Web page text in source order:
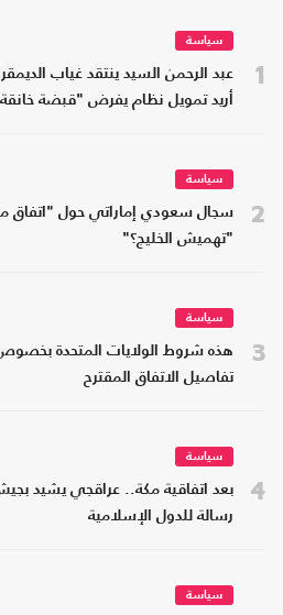
1
سياسة
عبد الرحمن السيد ينتقد غياب
أريد تمويل نظام يفرض "قبضة
2
سياسة
سجال سعودي إماراتي حول "اتفاق
"تهميش الخليج؟"
3
سياسة
هذه شروط الولايات المتحدة
تفاصيل الاتفاق المقترح
4
سياسة
بعد اتفاقية مكة.. عراقجي يشيد
رسالة للدول الإسلامية
سياسة